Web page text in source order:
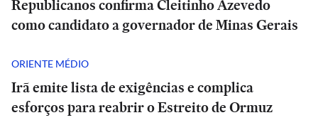
Republicanos confirma Cleitinho Azevedo
como candidato a governador de Minas Gerais
ORIENTE MÉDIO
Irã emite lista de exigências e complica
esforços para reabrir o Estreito de Ormuz